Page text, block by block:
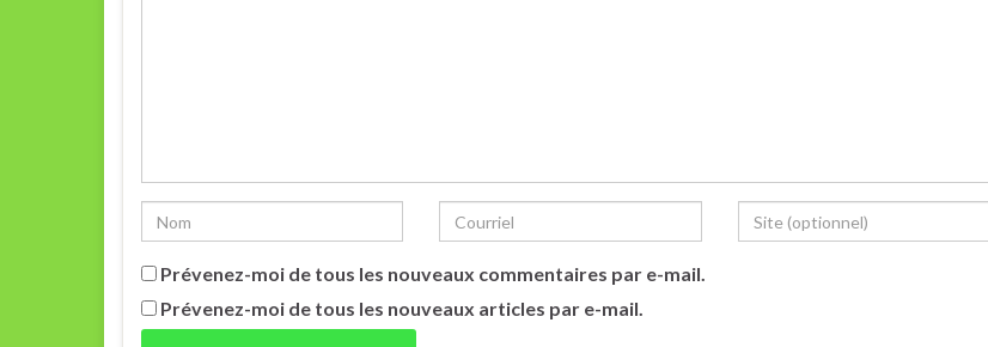
Prévenez-moi de tous les nouveaux commentaires par e-mail.
Prévenez-moi de tous les nouveaux articles par e-mail.